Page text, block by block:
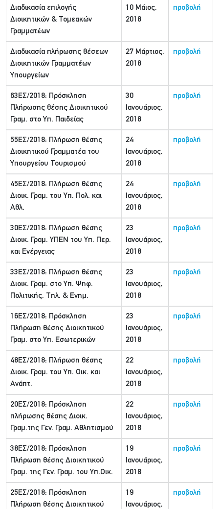
Διαδικασία επιλογής
Διοικητικών & Τομεακών
Γραμματέων
10 Μάιος,
2018
προβολή
Διαδικασία πλήρωσης θέσεων
Διοικητικών Γραμματέων
Υπουργείων
27 Μάρτιος,
2018
προβολή
63ΕΣ/2018: Πρόσκληση
Πλήρωσης θέσης Διοικητικού
Γραμ. στο Υπ. Παιδείας
30
Ιανουάριος,
2018
προβολή
55ΕΣ/2018: Πλήρωση θέσης
Διοικητικού Γραμματέα του
Υπουργείου Τουρισμού
24
Ιανουάριος,
2018
προβολή
45ΕΣ/2018: Πλήρωση θέσης
Διοικ. Γραμ. του Υπ. Πολ. και
Αθλ.
24
Ιανουάριος,
2018
προβολή
30ΕΣ/2018: Πλήρωση θέσης
Διοικ. Γραμ. ΥΠΕΝ του Υπ. Περ.
και Ενέργειας
23
Ιανουάριος,
2018
προβολή
33ΕΣ/2018: Πλήρωση θέσης
Διοικ. Γραμ. στο Υπ. Ψηφ.
Πολιτικής, Τηλ. & Ενημ.
23
Ιανουάριος,
2018
προβολή
16ΕΣ/2018: Πρόσκληση
Πλήρωση θέσης Διοικητικού
Γραμ. στο Υπ. Εσωτερικών
23
Ιανουάριος,
2018
προβολή
48ΕΣ/2018: Πλήρωση θέσης
Διοικ. Γραμ. του Υπ. Οικ. και
Ανάπτ.
22
Ιανουάριος,
2018
προβολή
20ΕΣ/2018: Πρόσκληση
πλήρωσης θέσης Διοικ.
Γραμ.της Γεν. Γραμ. Αθλητισμού
22
Ιανουάριος,
2018
προβολή
38ΕΣ/2018: Πρόσκληση
Πλήρωση θέσης Διοικητικού
Γραμ. της Γεν. Γραμ. του Υπ.Οικ.
19
Ιανουάριος,
2018
προβολή
25ΕΣ/2018: Πρόσκληση
Πλήρωση θέσης Διοικητικού
19
Ιανουάριος,
προβολή